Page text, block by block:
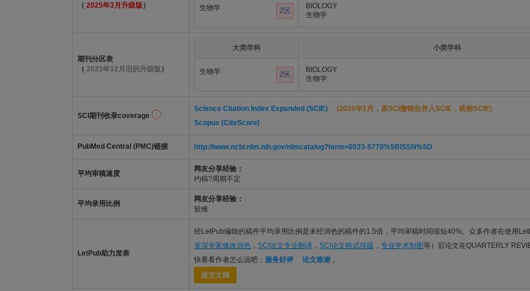
（ 2025年3月升级版 ） 生物学 2区
BIOLOGY
生物学
期刊分区表
（ 2023年12月旧的升级版 ）
大类学科 小类学科
生物学 2区
BIOLOGY
生物学
SCI期刊收录coverage
Science Citation Index Expanded (SCIE)
(2020年1月，原SCI撤销合并入SCIE，统称SCIE)
Scopus (CiteScore)
PubMed Central (PMC)链接 http://www.ncbi.nlm.nih.gov/nlmcatalog?term=0033-5770%5BISSN%5D
平均审稿速度
网友分享经验：
约稿?周期不定
平均录用比例
网友分享经验：
较难
LetPub助力发表
经LetPub编辑的稿件平均录用比例是未经润色的稿件的1.5倍，平均审稿时间缩短40%。众多作者在使用
资深专家修改润色 ， SCI论文专业翻译 ， SCI论文格式排版 ， 专业学术制图等）后论文在QUARTERLY
快看看作者怎么说吧： 服务好评 论文致谢 。
提交文稿